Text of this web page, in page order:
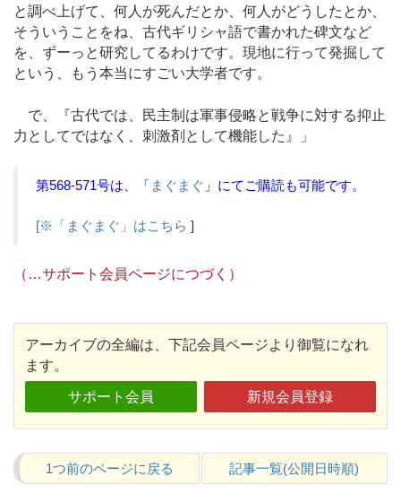
と調べ上げて、何人が死んだとか、何人がどうしたとか、
そういうことをね、古代ギリシャ語で書かれた碑文など
を、ずーっと研究してるわけです。現地に行って発掘して
という、もう本当にすごい大学者です。
で、『古代では、民主制は軍事侵略と戦争に対する抑止
力としてではなく、刺激剤として機能した』」
第568-571号は、「 まぐまぐ 」にてご購読も可能です。
[※「まぐまぐ」はこちら ]
（…サポート会員ページにつづく）
アーカイブの全編は、下記会員ページより御覧になれ
ます。
サポート会員 新規会員登録
1つ前のページに戻る 記事一覧(公開日時順)